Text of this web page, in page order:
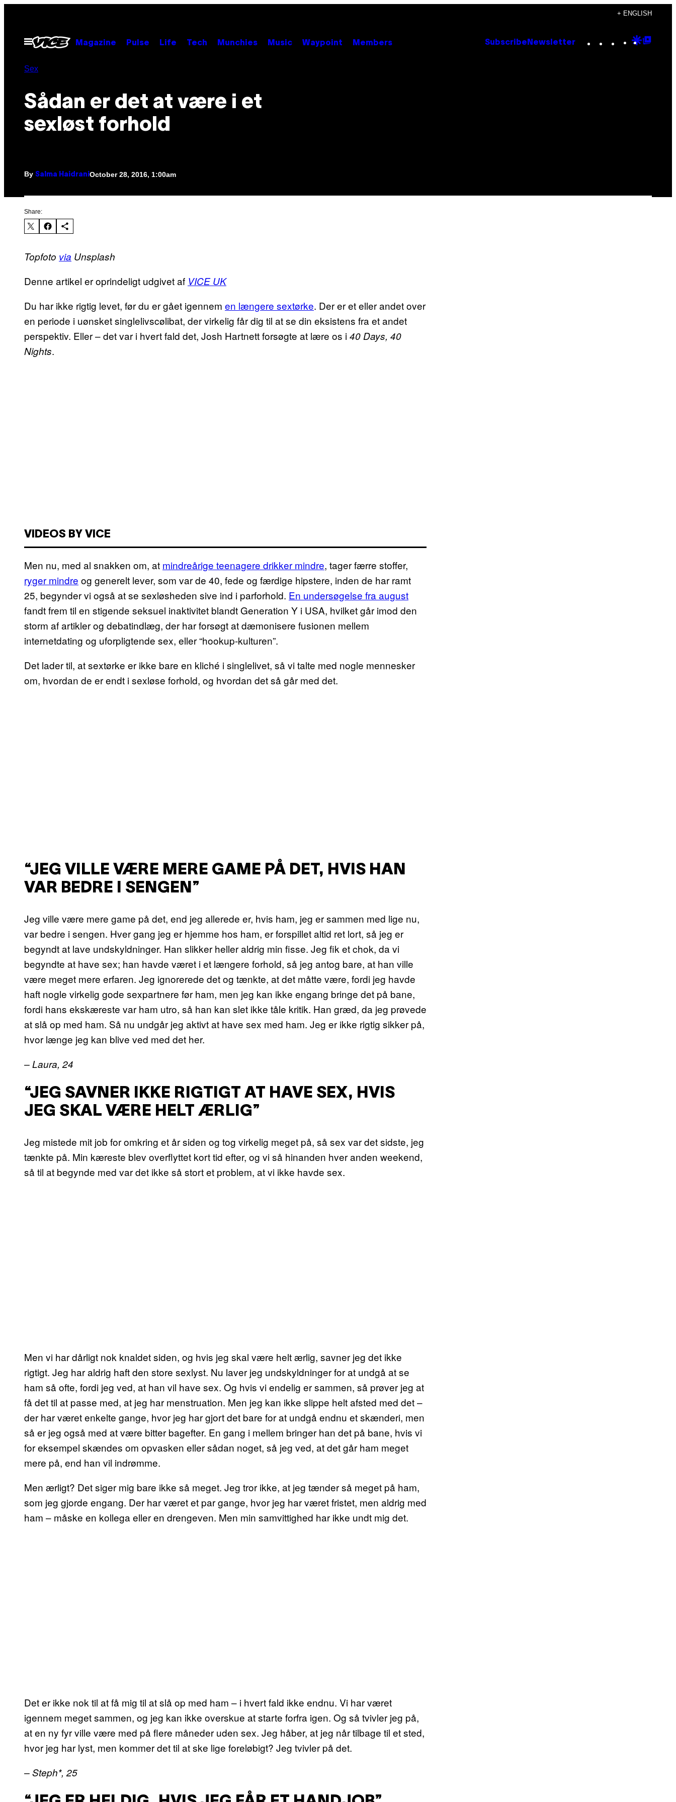
content
+ ENGLISH
Open
Menu
Magazine Pulse Life Tech Munchies Music Waypoint Members Subscribe Newsletter Instagram
TikTok
YouTube
Google
Sex
​Sådan er det at være i et
sexløst forhold
By Salma Haidrani October 28, 2016, 1:00am
Share:
Topfoto via Unsplash
Denne artikel er oprindeligt udgivet af VICE UK
Du har ikke rigtig levet, før du er gået igennem en længere sextørke. Der er et eller andet over
en periode i uønsket singlelivscølibat, der virkelig får dig til at se din eksistens fra et andet
perspektiv. Eller – det var i hvert fald det, Josh Hartnett forsøgte at lære os i40 Days, 40
Nights.
VIDEOS BY VICE
Men nu, med al snakken om, at mindreårige teenagere drikker mindre, tager færre stoffer,
ryger mindre og generelt lever, som var de 40, fede og færdige hipstere, inden de har ramt
25, begynder vi også at se sexløsheden sive ind i parforhold. En undersøgelse fra august
fandt frem til en stigende seksuel inaktivitet blandt Generation Y i USA, hvilket går imod den
storm af artikler og debatindlæg, der har forsøgt at dæmonisere fusionen mellem
internetdating og uforpligtende sex, eller “hookup-kulturen”.
Det lader til, at sextørke er ikke bare en kliché i singlelivet, så vi talte med nogle mennesker
om, hvordan de er endt i sexløse forhold, og hvordan det så går med det.
“JEG VILLE VÆRE MERE GAME PÅ DET, HVIS HAN
VAR BEDRE I SENGEN”
Jeg ville være mere game på det, end jeg allerede er, hvis ham, jeg er sammen med lige nu,
var bedre i sengen. Hver gang jeg er hjemme hos ham, er forspillet altid ret lort, så jeg er
begyndt at lave undskyldninger. Han slikker heller aldrig min fisse. Jeg fik et chok, da vi
begyndte at have sex; han havde været i et længere forhold, så jeg antog bare, at han ville
være meget mere erfaren. Jeg ignorerede det og tænkte, at det måtte være, fordi jeg havde
haft nogle virkelig gode sexpartnere før ham, men jeg kan ikke engang bringe det på bane,
fordi hans ekskæreste var ham utro, så han kan slet ikke tåle kritik. Han græd, da jeg prøvede
at slå op med ham. Så nu undgår jeg aktivt at have sex med ham. Jeg er ikke rigtig sikker på,
hvor længe jeg kan blive ved med det her.
– Laura, 24
“JEG SAVNER IKKE RIGTIGT AT HAVE SEX, HVIS
JEG SKAL VÆRE HELT ÆRLIG”
Jeg mistede mit job for omkring et år siden og tog virkelig meget på, så sex var det sidste, jeg
tænkte på. Min kæreste blev overflyttet kort tid efter, og vi så hinanden hver anden weekend,
så til at begynde med var det ikke så stort et problem, at vi ikke havde sex.
Men vi har dårligt nok knaldet siden, og hvis jeg skal være helt ærlig, savner jeg det ikke
rigtigt. Jeg har aldrig haft den store sexlyst. Nu laver jeg undskyldninger for at undgå at se
ham så ofte, fordi jeg ved, at han vil have sex. Og hvis vi endelig er sammen, så prøver jeg at
få det til at passe med, at jeg har menstruation. Men jeg kan ikke slippe helt afsted med det –
der har været enkelte gange, hvor jeg har gjort det bare for at undgå endnu et skænderi, men
så er jeg også med at være bitter bagefter. En gang i mellem bringer han det på bane, hvis vi
for eksempel skændes om opvasken eller sådan noget, så jeg ved, at det går ham meget
mere på, end han vil indrømme.
Men ærligt? Det siger mig bare ikke så meget. Jeg tror ikke, at jeg tænder så meget på ham,
som jeg gjorde engang. Der har været et par gange, hvor jeg har været fristet, men aldrig med
ham – måske en kollega eller en drengeven. Men min samvittighed har ikke undt mig det.
Det er ikke nok til at få mig til at slå op med ham – i hvert fald ikke endnu. Vi har været
igennem meget sammen, og jeg kan ikke overskue at starte forfra igen. Og så tvivler jeg på,
at en ny fyr ville være med på flere måneder uden sex. Jeg håber, at jeg når tilbage til et sted,
hvor jeg har lyst, men kommer det til at ske lige foreløbigt? Jeg tvivler på det.
– Steph*, 25